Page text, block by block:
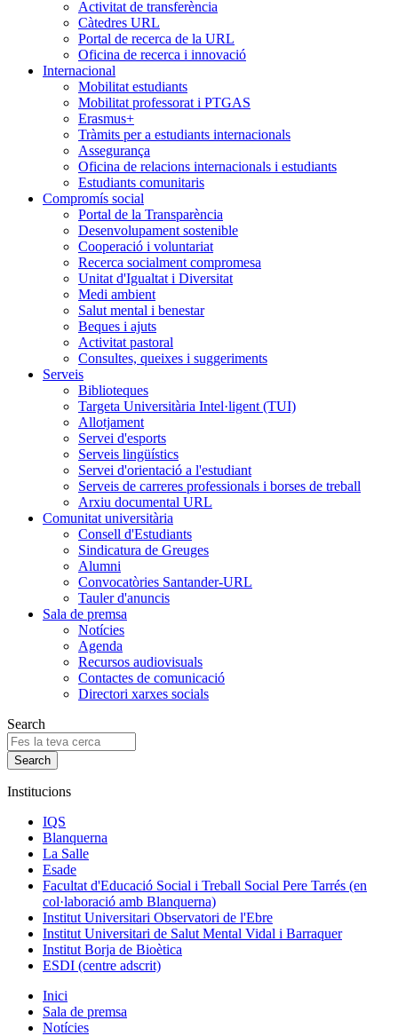
Activitat de transferència
Càtedres URL
Portal de recerca de la URL
Oficina de recerca i innovació
Internacional
Mobilitat estudiants
Mobilitat professorat i PTGAS
Erasmus+
Tràmits per a estudiants internacionals
Assegurança
Oficina de relacions internacionals i estudiants
Estudiants comunitaris
Compromís social
Portal de la Transparència
Desenvolupament sostenible
Cooperació i voluntariat
Recerca socialment compromesa
Unitat d'Igualtat i Diversitat
Medi ambient
Salut mental i benestar
Beques i ajuts
Activitat pastoral
Consultes, queixes i suggeriments
Serveis
Biblioteques
Targeta Universitària Intel·ligent (TUI)
Allotjament
Servei d'esports
Serveis lingüístics
Servei d'orientació a l'estudiant
Serveis de carreres professionals i borses de treball
Arxiu documental URL
Comunitat universitària
Consell d'Estudiants
Sindicatura de Greuges
Alumni
Convocatòries Santander-URL
Tauler d'anuncis
Sala de premsa
Notícies
Agenda
Recursos audiovisuals
Contactes de comunicació
Directori xarxes socials
Search
Institucions
IQS
Blanquerna
La Salle
Esade
Facultat d'Educació Social i Treball Social Pere Tarrés (en
col·laboració amb Blanquerna)
Institut Universitari Observatori de l'Ebre
Institut Universitari de Salut Mental Vidal i Barraquer
Institut Borja de Bioètica
ESDI (centre adscrit)
Inici
Sala de premsa
Notícies